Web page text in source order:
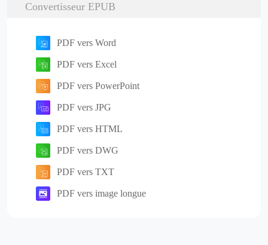
Convertisseur EPUB
PDF vers Word
PDF vers Excel
PDF vers PowerPoint
PDF vers JPG
PDF vers HTML
PDF vers DWG
PDF vers TXT
PDF vers image longue